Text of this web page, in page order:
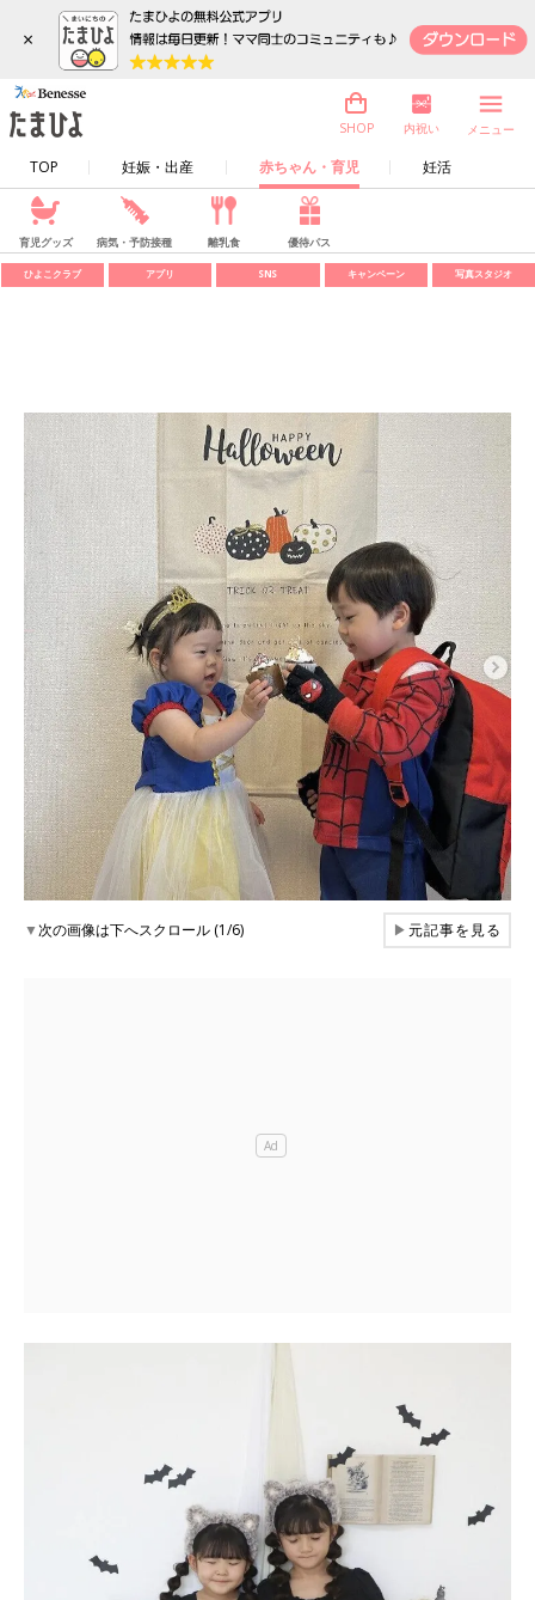
×
TOP 妊娠・出産 赤ちゃん・育児 妊活
SHOP 内祝い メニュー
育児グッズ 病気・予防接種 離乳食 優待パス
ひよこクラブ アプリ SNS キャンペーン 写真スタジオ
▼次の画像は下へスクロール (1/6) ▶元記事を見る